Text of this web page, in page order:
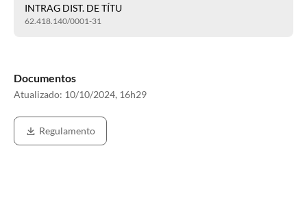
INTRAG DIST. DE TÍTU
62.418.140/0001-31
Documentos
Atualizado: 10/10/2024, 16h29
Regulamento